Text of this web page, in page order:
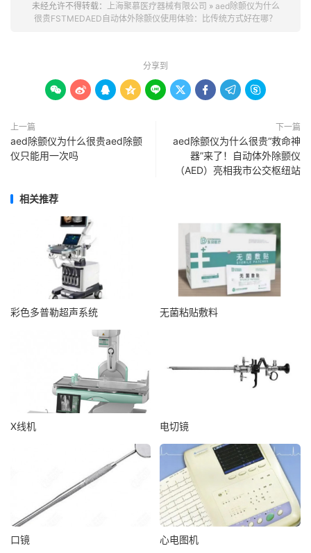
未经允许不得转载： 上海聚慕医疗器械有限公司 » aed除颤仪为什么
很贵FSTMEDAED自动体外除颤仪使用体验：比传统方式好在哪？
分享到
        
上一篇
aed除颤仪为什么很贵aed除颤
仪只能用一次吗
下一篇
aed除颤仪为什么很贵​“救命神
器”来了！自动体外除颤仪
（AED）亮相我市公交枢纽站
相关推荐
彩色多普勒超声系统 无菌粘贴敷料
X线机 电切镜
口镜 心电图机